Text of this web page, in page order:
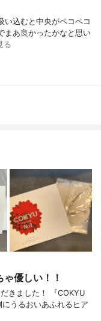
い込むと中央がペコペコ
まあ良かったかなと思い
る
優しい！！
きました！ 『COKYU
うるおいあふれるヒア